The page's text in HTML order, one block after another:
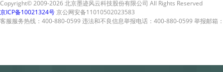
Copyright© 2009-2026 北京墨迹风云科技股份有限公司 All Rights Reserved
京ICP备10021324号京公网安备11010502023583
客服服务热线：400-880-0599 违法和不良信息举报电话：400-880-0599 举报邮箱